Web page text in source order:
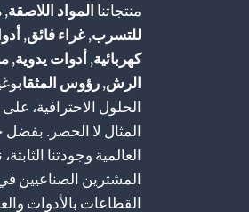
منتجاتنا المواد اللاصقة,
للتسرب,غراء فائق,
كهربائية,أدوات يدوية,
الرش,رؤوس المثقاب
الحلول الاحترافية،
المثال لا الحصر. بفضل
العالمية وجودتنا
المشترين الصناعيين
القطاعات بالأدوات